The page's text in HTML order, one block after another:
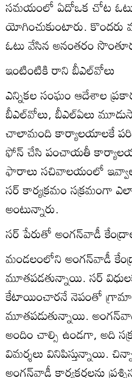
సమయంలో ఏదోఒక చోట
యోగించుకుంటారు.
ఓటు వేసిన అనంతరం
ఇంటింటికి రాని బీఎల్‌వోలు
ఎన్నికల సంఘం ఆదేశాల
బీఎల్‌వోలు, బీఎల్‌ఏలు
చాలామంది కార్యాలయాలకే
ఫోన్‌ చేసి పంచాయతీ
ఫారాలు సచివాలయంలో
సర్‌ కార్యక్రమం సక్రమంగా ఎలా
అంటున్నారు.
సర్‌ పేరుతో అంగన్‌వాడీ
మండలంలోని అంగన్‌వాడీ
మూతపడతున్నాయి. సర్‌
కేటాయించారనే నెపంతో
మూతపడుతున్నాయి.
అందిం చాల్సి ఉండగా, అది
విమర్శలు వినిపిస్తున్నాయి. చిన్నా
అంగన్‌వాడీ కార్యకర్తలను